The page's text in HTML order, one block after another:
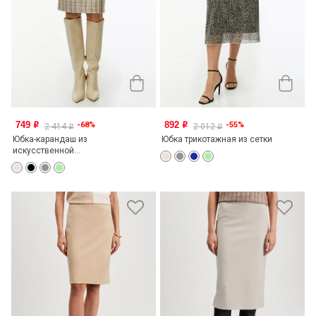
749 o 2 414o -68%
Юбка-карандаш из
искусственной...
892 o 2 012o -55%
Юбка трикотажная из сетки